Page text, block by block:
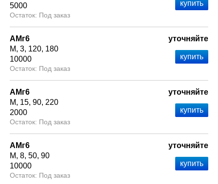
5000
Под заказ
АМг6
М 3 120 180
10000
Под заказ
уточняйте
АМг6
М
15 90 220
2000
Под заказ
уточняйте
АМг6
М 8 50 90
10000
Под заказ
уточняйте